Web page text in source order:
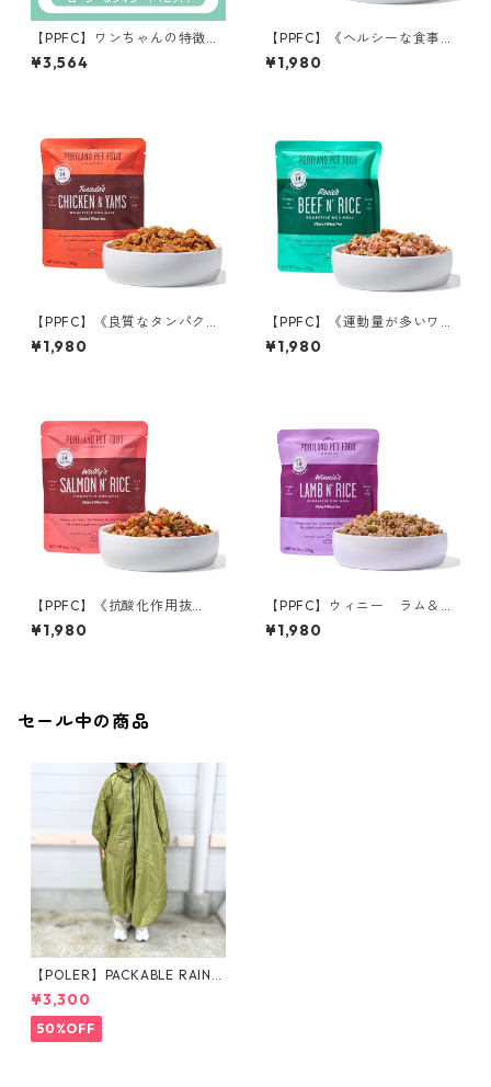
【PPFC】ワンちゃんの特徴に
あわせて選べる2点セット【フ
ード×2】
¥3,564
【PPFC】《ヘルシーな食事を
求めるワンちゃんに》アダお
ばあちゃん ターキー＆サツ
¥1,980
【PPFC】《良質なタンパク
源》タキシード チキン＆サ
ツマイモ
¥1,980
【PPFC】《運動量が多いワン
ちゃんに！》 ロージー ビー
フ＆ライス
¥1,980
【PPFC】《抗酸化作用抜
群！》ウォーリー サーモン&
ライス
¥1,980
【PPFC】ウィニー ラム＆ラ
イス
¥1,980
セール中の商品
【POLER】PACKABLE RAIN P
ONCHO
¥3,300
50%OFF